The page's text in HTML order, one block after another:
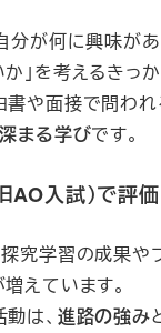
分が何に興味があ
」を考えるきっか
や面接で問わ
まる学びです。
AO入試）で評
究学習の成果や
えています。
は、 進路の強み